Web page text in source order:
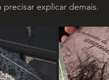
explicar demais.